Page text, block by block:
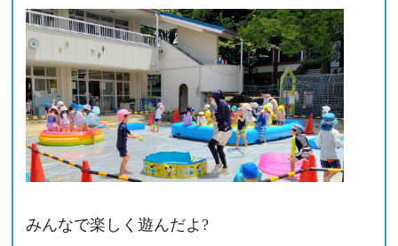
みんなで楽しく遊んだよ?